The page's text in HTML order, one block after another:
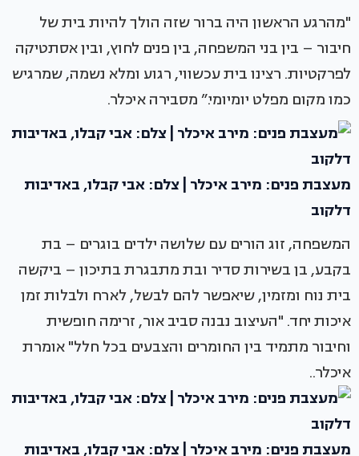
"מהרגע הראשון היה ברור שזה הולך להיות בית של
חיבור – בין בני המשפחה, בין פנים לחוץ, ובין אסתטיקה
לפרקטיות. רצינו בית עכשווי, רגוע ומלא נשמה, שמרגיש
כמו מקום מפלט יומיומי.” מסבירה איכלר.
מעצבת פנים: מירב איכלר | צלם: אבי קבלו, באדיבות
דלקוב
המשפחה, זוג הורים עם שלושה ילדים בוגרים – בת
בקבע, בן בשירות סדיר ובת מתבגרת בתיכון – ביקשה
בית נוח ומזמין, שיאפשר להם לבשל, לארח ולבלות זמן
איכות יחד. "העיצוב נבנה סביב אור, זרימה חופשית
וחיבור מתמיד בין החומרים והצבעים בכל חלל" אומרת
איכלר..
מעצבת פנים: מירב איכלר | צלם: אבי קבלו, באדיבות